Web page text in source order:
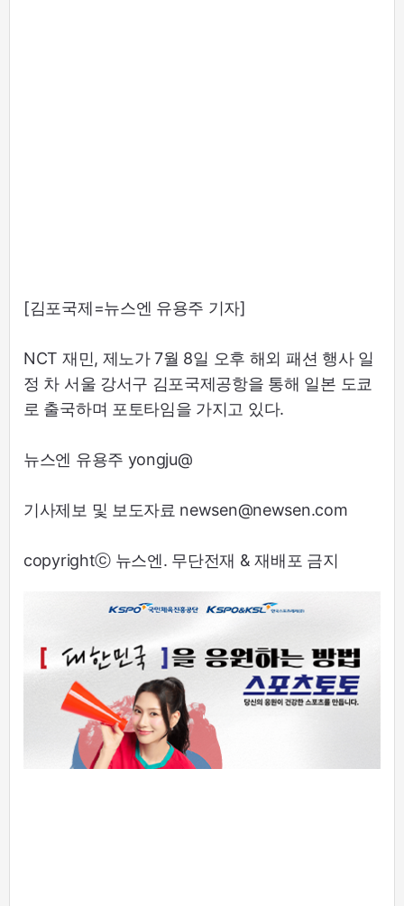
[김포국제=뉴스엔 유용주 기자]
NCT 재민, 제노가 7월 8일 오후 해외 패션 행사 일
정 차 서울 강서구 김포국제공항을 통해 일본 도쿄
로 출국하며 포토타임을 가지고 있다.
뉴스엔 유용주 yongju@
기사제보 및 보도자료 newsen@newsen.com
copyrightⓒ 뉴스엔. 무단전재 & 재배포 금지